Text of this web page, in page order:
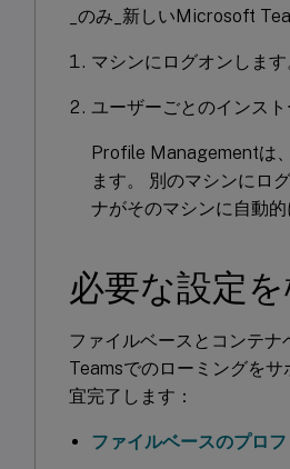
_のみ_新しいMicrosoft
マシンにログオンします
ユーザーごとのインス
Profile Managementは
ます。 別のマシンにロ
ナがそのマシンに自動的
必要な設定
ファイルベースとコンテ
Teamsでのローミングを
宜完了します：
ファイルベースのプロ